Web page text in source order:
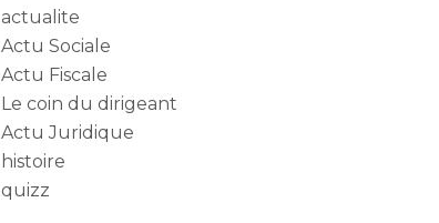
actualite
Actu Sociale
Actu Fiscale
Le coin du dirigeant
Actu Juridique
histoire
quizz